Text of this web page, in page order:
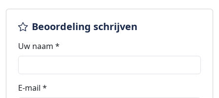
Beoordeling schrijven
Uw naam *
E-mail *